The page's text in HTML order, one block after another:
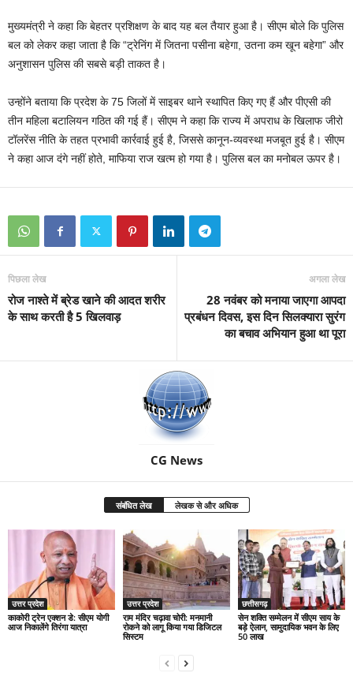
मुख्यमंत्री ने कहा कि बेहतर प्रशिक्षण के बाद यह बल तैयार हुआ है। सीएम बोले कि पुलिस
बल को लेकर कहा जाता है कि “ट्रेनिंग में जितना पसीना बहेगा, उतना कम खून बहेगा” और
अनुशासन पुलिस की सबसे बड़ी ताकत है।
उन्होंने बताया कि प्रदेश के 75 जिलों में साइबर थाने स्थापित किए गए हैं और पीएसी की
तीन महिला बटालियन गठित की गई हैं। सीएम ने कहा कि राज्य में अपराध के खिलाफ जीरो
टॉलरेंस नीति के तहत प्रभावी कार्रवाई हुई है, जिससे कानून-व्यवस्था मजबूत हुई है। सीएम
ने कहा आज दंगे नहीं होते, माफिया राज खत्म हो गया है। पुलिस बल का मनोबल ऊपर है।
पिछला लेख
रोज नाश्ते में ब्रेड खाने की आदत शरीर
के साथ करती है 5 खिलवाड़
अगला लेख
28 नवंबर को मनाया जाएगा आपदा
प्रबंधन दिवस, इस दिन सिलक्यारा सुरंग
का बचाव अभियान हुआ था पूरा
CG News
संबंधित लेख लेखक से और अधिक
उत्तर प्रदेश
काकोरी ट्रेन एक्शन डे: सीएम योगी
आज निकालेंगे तिरंगा यात्रा
उत्तर प्रदेश
राम मंदिर चढ़ावा चोरी: मनमानी
रोकने को लागू किया गया डिजिटल
सिस्टम
छत्तीसगढ़
सेन शक्ति सम्मेलन में सीएम साय के
बड़े ऐलान, सामुदायिक भवन के लिए
50 लाख